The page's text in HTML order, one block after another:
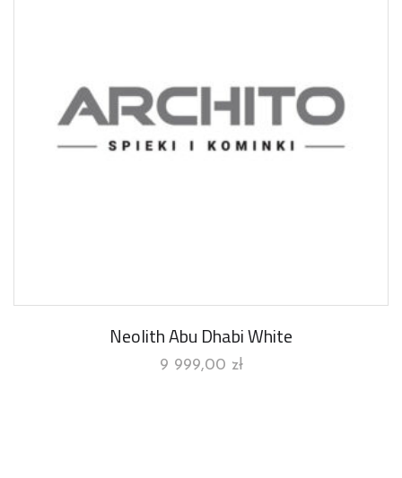
Neolith Abu Dhabi White
9 999,00 zł